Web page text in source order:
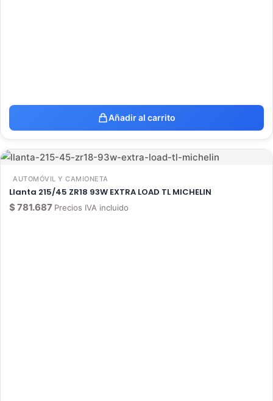
Añadir al carrito
AUTOMÓVIL Y CAMIONETA
Llanta 215/45 ZR18 93W EXTRA LOAD TL MICHELIN
$ 781.687 Precios IVA incluido